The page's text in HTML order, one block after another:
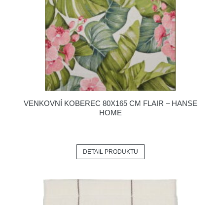
VENKOVNÍ KOBEREC 80X165 CM FLAIR – HANSE
HOME
DETAIL PRODUKTU